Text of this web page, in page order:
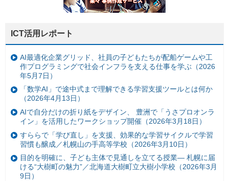
ICT活用レポート
AI最適化企業グリッド、社員の子どもたちが配船ゲームや工
作プログラミングで社会インフラを支える仕事を学ぶ（2026
年5月7日）
「数学AI」で途中式まで理解できる学習支援ツールとは何か
（2026年4月13日）
AIで自分だけの折り紙をデザイン、 豊洲で「うさプロオンラ
イン」を活用したワークショップ開催（2026年3月18日）
すららで「学び直し」を支援、効果的な学習サイクルで学習
習慣も醸成／札幌山の手高等学校（2026年3月10日）
目的を明確に、子ども主体で見通しを立てる授業— 札幌に届
ける“大樹町の魅力”／北海道大樹町立大樹小学校（2026年3月
9日）